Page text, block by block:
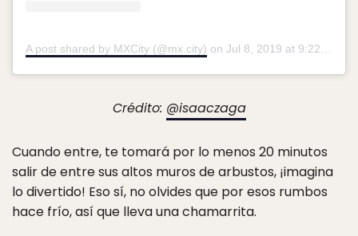
A post shared by MXCity (@mx.city) on Jul 8, 2019 at 9:22am PDT
Crédito: @isaaczaga
Cuando entre, te tomará por lo menos 20 minutos
salir de entre sus altos muros de arbustos, ¡imagina
lo divertido! Eso sí, no olvides que por esos rumbos
hace frío, así que lleva una chamarrita.